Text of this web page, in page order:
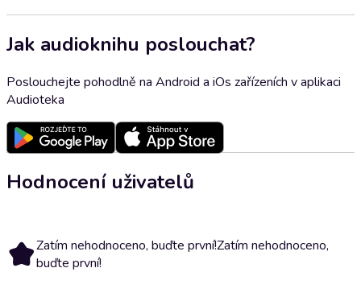
Jak audioknihu poslouchat?
Poslouchejte pohodlně na Android a iOs zařízeních v aplikaci
Audioteka
Hodnocení uživatelů
Zatím nehodnoceno, buďte první!Zatím nehodnoceno,
buďte první!